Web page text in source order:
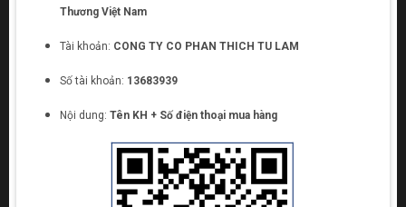
Thương Việt Nam
Tài khoản: CONG TY CO PHAN THICH TU LAM
Số tài khoản: 13683939
Nội dung: Tên KH + Số điện thoại mua hàng